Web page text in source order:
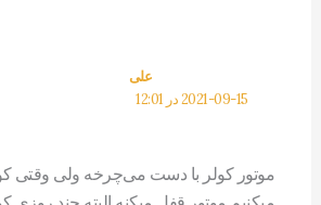
علی
2021-09-15 در 12:01
موتور کولر با دست می‌چرخه ولی وقتی